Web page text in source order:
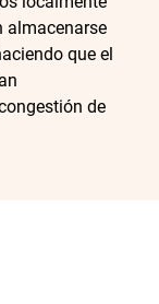
almacenarse
que el
de